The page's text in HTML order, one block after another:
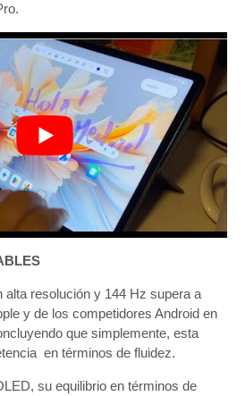
alta resolución y 144 Hz supera a
y de los competidores Android en
que simplemente, esta
en términos de fluidez.
su equilibrio en términos de